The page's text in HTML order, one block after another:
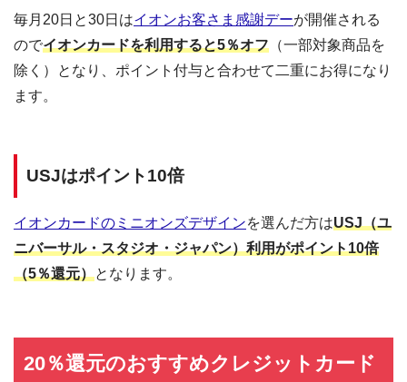
毎月20日と30日はイオンお客さま感謝デーが開催される
のでイオンカードを利用すると5％オフ （一部対象商品を
除く）となり、ポイント付与と合わせて二重にお得になり
ます。
USJはポイント10倍
イオンカードのミニオンズデザインを選んだ方はUSJ（ユ
ニバーサル・スタジオ・ジャパン）利用がポイント10倍
（5％還元）となります。
20％還元のおすすめクレジットカード